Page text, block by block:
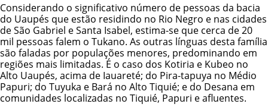
Considerando o significativo número de pessoas da bacia
do Uaupés que estão residindo no Rio Negro e nas cidades
de São Gabriel e Santa Isabel, estima-se que cerca de 20
mil pessoas falem o Tukano. As outras línguas desta família
são faladas por populações menores, predominando em
regiões mais limitadas. É o caso dos Kotiria e Kubeo no
Alto Uaupés, acima de Iauareté; do Pira-tapuya no Médio
Papuri; do Tuyuka e Bará no Alto Tiquié; e do Desana em
comunidades localizadas no Tiquié, Papuri e afluentes.